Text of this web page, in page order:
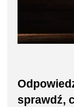
sprawdź,